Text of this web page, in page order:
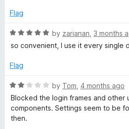
o
5
o
t
5
e
1
t
f
Flag
R
a
e
5
o
t
by zarianan 3 months
so convenient, I use it every single
Flag
R
a
t
e
by Tom 4 months ago
Blocked the login frames and other
components. Settings seem to be
then.